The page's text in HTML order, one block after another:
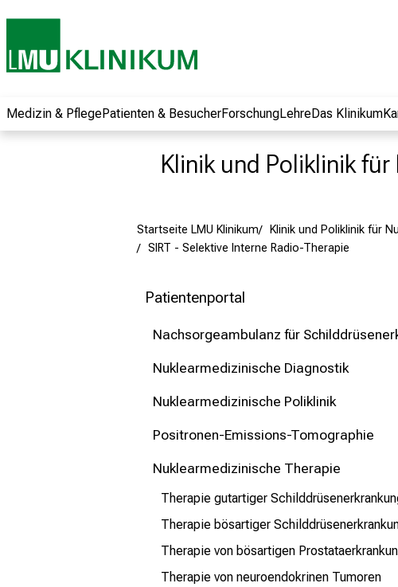
Medizin & PflegePatienten & BesucherForschungLehreDas Klinikum
Klinik und Poliklinik
Startseite LMU Klinikum Klinik und Poliklinik für
SIRT - Selektive Interne Radio-Therapie
Patientenportal
Nachsorgeambulanz für
Nuklearmedizinische Diagnostik
Nuklearmedizinische Poliklinik
Positronen-Emissions-Tomographie
Nuklearmedizinische Therapie
Therapie gutartiger
Therapie bösartiger
Therapie von bösartigen
Therapie von neuroendokrinen Tumoren
Informationen zu
Jobs, Ausbildungen
Weiterbildungen.
Kommen Sie
Pflegewissenschaft
unverbindlich und